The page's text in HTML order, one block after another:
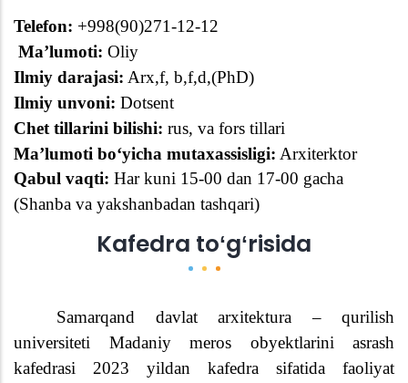
Telefon: +998(90)271-12-12
Ma’lumoti: Oliy
Ilmiy darajasi: Arx,f, b,f,d,(PhD)
Ilmiy unvoni: Dotsent
Chet tillarini bilishi: rus, va fors tillari
Ma’lumoti boʻyicha mutaxassisligi: Arxiterktor
Qabul vaqti: Har kuni 15-00 dan 17-00 gacha
(Shanba va yakshanbadan tashqari)
Kafedra toʻgʻrisida
Samarqand davlat arxitektura – qurilish
universiteti Madaniy meros obyektlarini asrash
kafedrasi 2023 yildan kafedra sifatida faoliyat